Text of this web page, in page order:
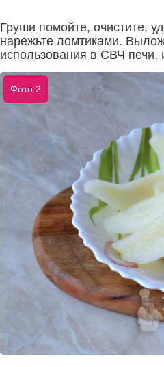
Груши помойте, очистите,
нарежьте ломтиками.
использования в СВЧ печи,
Фото 2